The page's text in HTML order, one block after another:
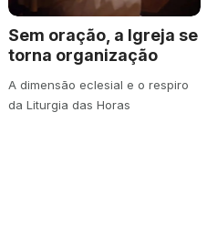
Sem oração, a Igreja se
torna organização
A dimensão eclesial e o respiro
da Liturgia das Horas